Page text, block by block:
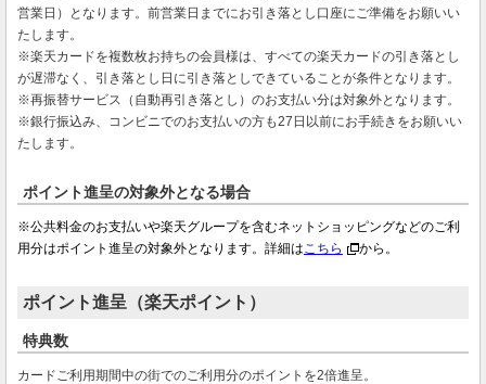
営業日）となります。前営業日までにお引き落とし口座にご準備をお願いい
たします。
※楽天カードを複数枚お持ちの会員様は、すべての楽天カードの引き落とし
が遅滞なく、引き落とし日に引き落としできていることが条件となります。
※再振替サービス（自動再引き落とし）のお支払い分は対象外となります。
※銀行振込み、コンビニでのお支払いの方も27日以前にお手続きをお願いい
たします。
ポイント進呈の対象外となる場合
※公共料金のお支払いや楽天グループを含むネットショッピングなどのご利
用分はポイント進呈の対象外となります。詳細はこちら から。
ポイント進呈（楽天ポイント）
特典数
カードご利用期間中の街でのご利用分のポイントを2倍進呈。